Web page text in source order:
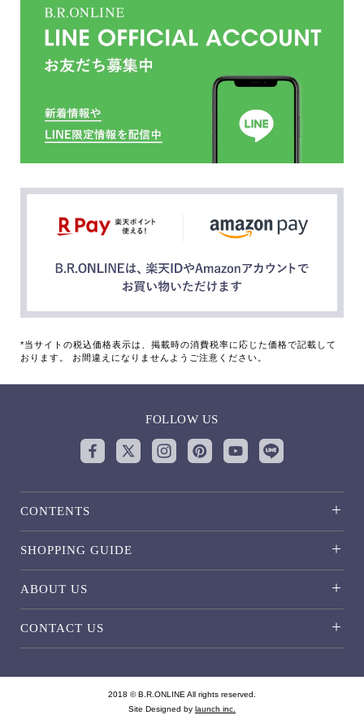
*当サイトの税込価格表示は、掲載時の消費税率に応じた価格で記載して
おります。 お間違えになりませんようご注意ください。
FOLLOW US
CONTENTS
SHOPPING GUIDE
ABOUT US
CONTACT US
2018 © B.R.ONLINE All rights reserved.
Site Designed by launch inc.